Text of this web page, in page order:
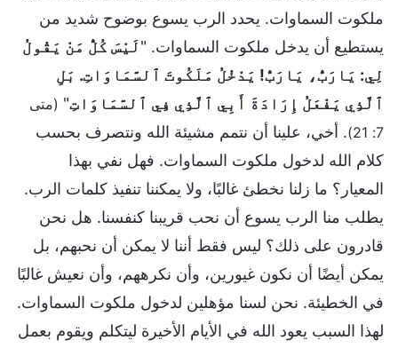
ملكوت السماوات. يحدد الرب يسوع بوضوح شديد من
يستطيع أن يدخل ملكوت السماوات. "لَيْسَ كُلُّ مَنْ يَقُولُ
لِي: يَارَبُّ، يَارَبُّ! يَدْخُلُ مَلَكُوتَ ٱلسَّمَاوَاتِ. بَلِ
ٱلَّذِي يَفْعَلُ إِرَادَةَ أَبِي ٱلَّذِي فِي ٱلسَّمَاوَاتِ" (متى
7: 21)
. أخي، علينا أن نتمم مشيئة الله ونتصرف بحسب
كلام الله لدخول ملكوت السماوات. فهل نفي بهذا
المعيار؟ ما زلنا نخطئ غالبًا، ولا يمكننا تنفيذ كلمات الرب.
يطلب منا الرب يسوع أن نحب قريبنا كنفسنا. هل نحن
قادرون على ذلك؟ ليس فقط أننا لا يمكن أن نحبهم، بل
يمكن أيضًا أن نكون غيورين، وأن نكرههم، وأن نعيش غالبًا
في الخطيئة. نحن لسنا مؤهلين لدخول ملكوت السماوات.
لهذا السبب يعود الله في الأيام الأخيرة ليتكلم ويقوم بعمل